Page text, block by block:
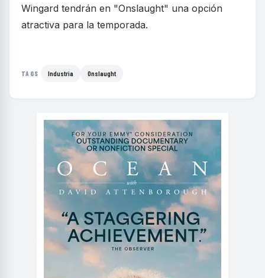
Wingard tendrán en "Onslaught" una opción
atractiva para la temporada.
TAGS Industria Onslaught